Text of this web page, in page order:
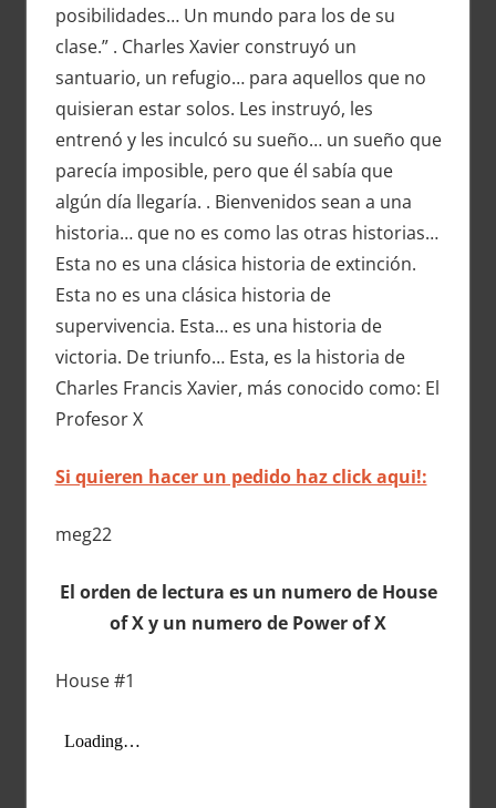
posibilidades… Un mundo para los de su
clase.” . Charles Xavier construyó un
santuario, un refugio… para aquellos que no
quisieran estar solos. Les instruyó, les
entrenó y les inculcó su sueño… un sueño que
parecía imposible, pero que él sabía que
algún día llegaría. . Bienvenidos sean a una
historia… que no es como las otras historias…
Esta no es una clásica historia de extinción.
Esta no es una clásica historia de
supervivencia. Esta… es una historia de
victoria. De triunfo… Esta, es la historia de
Charles Francis Xavier, más conocido como: El
Profesor X
Si quieren hacer un pedido haz click aqui!:
meg22
El orden de lectura es un numero de House
of X y un numero de Power of X
House #1